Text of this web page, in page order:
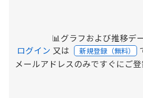
📊グラフおよび推移デ
ログイン 又は 新規登録（無料）
メールアドレスのみですぐにご登